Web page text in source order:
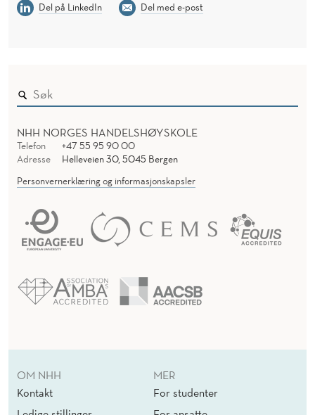
Del på LinkedIn
Del med e-post
NHH NORGES HANDELSHØYSKOLE
Telefon
+47 55 95 90 00
Adresse
Helleveien 30, 5045 Bergen
Personvernerklæring og informasjonskapsler
OM NHH
Kontakt
MER
For studenter